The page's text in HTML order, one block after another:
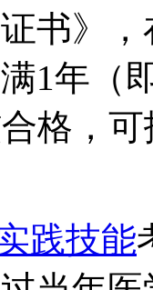
书》
1年（
格，
践技能